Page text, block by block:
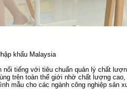
khẩu Malaysia
tiếng với tiêu chuẩn quản lý chất
trên toàn thế giới nhờ chất lượng
mẫu cho các ngành công nghiệp sản